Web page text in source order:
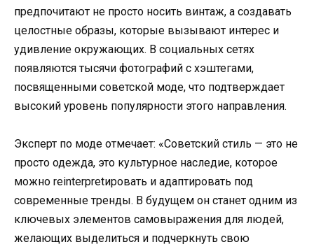
предпочитают не просто носить винтаж, а создавать
целостные образы, которые вызывают интерес и
удивление окружающих. В социальных сетях
появляются тысячи фотографий с хэштегами,
посвященными советской моде, что подтверждает
высокий уровень популярности этого направления.
Эксперт по моде отмечает: «Советский стиль — это не
просто одежда, это культурное наследие, которое
можно reinterpretировать и адаптировать под
современные тренды. В будущем он станет одним из
ключевых элементов самовыражения для людей,
желающих выделиться и подчеркнуть свою